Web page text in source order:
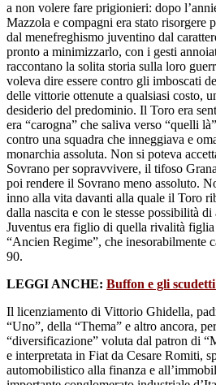
a non volere fare prigionieri: dopo
Mazzola e compagni era stato risorgere
dal menefreghismo juventino dal
pronto a minimizzarlo, con i gesti
raccontano la solita storia sulla loro
voleva dire essere contro gli imboscati
delle vittorie ottenute a qualsiasi costo,
desiderio del predominio. Il Toro era
era “carogna” che saliva verso “quelli
contro una squadra che inneggiava e
monarchia assoluta. Non si poteva
Sovrano per sopravvivere, il tifoso
poi rendere il Sovrano meno assoluto.
inno alla vita davanti alla quale il Toro
dalla nascita e con le stesse possibilità
Juventus era figlio di quella rivalità
“Ancien Regime”, che inesorabilmente
90.
LEGGI ANCHE: Buffon e gli
Il licenziamento di Vittorio Ghidella,
“Uno”, della “Thema” e altro ancora,
“diversificazione” voluta dal patron di
e interpretata in Fiat da Cesare Romiti,
automobilistico alla finanza e